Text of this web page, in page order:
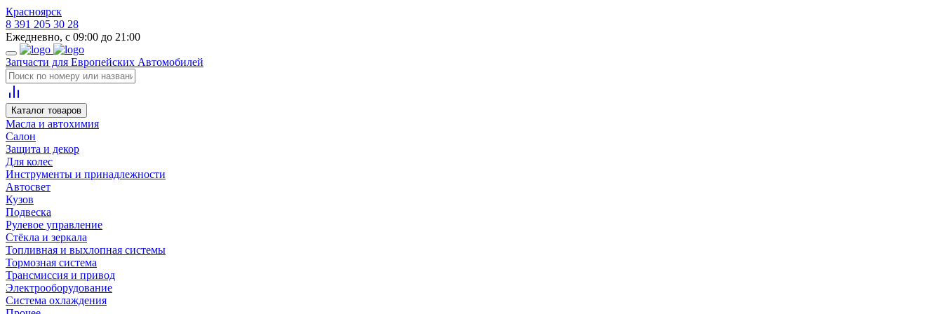
Красноярск
8 391 205 30 28
Ежедневно, с 09:00 до 21:00
Запчасти для Европейских Автомобилей
Каталог товаров
Масла и автохимия
Салон
Защита и декор
Для колес
Инструменты и принадлежности
Автосвет
Кузов
Подвеска
Рулевое управление
Стёкла и зеркала
Топливная и выхлопная системы
Тормозная система
Трансмиссия и привод
Электрооборудование
Система охлаждения